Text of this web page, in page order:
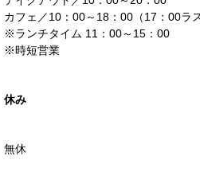
カフェ／10：00～18：00（17：00ラ
※ランチタイム 11：00～15：00
※時短営業
休み
無休